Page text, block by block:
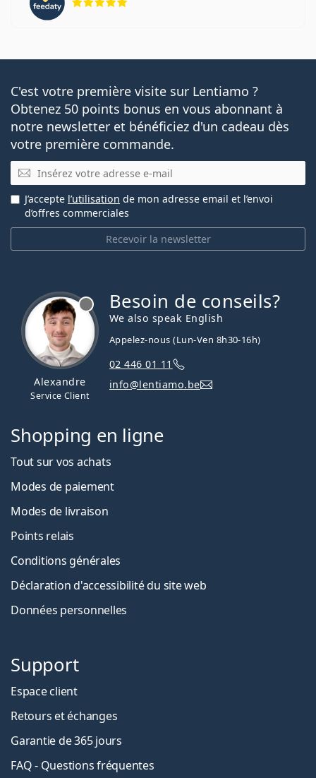
C'est votre première visite sur Lentiamo ?
Obtenez 50 points bonus en vous abonnant à
notre newsletter et bénéficiez d'un cadeau dès
votre première commande.
E-mail
Recevoir la newsletter
J’accepte l’utilisation de mon adresse email et l’envoi
d’offres commerciales
Alexandre
Service Client
Besoin de conseils?
We also speak English
Appelez-nous (Lun-Ven 8h30-16h)
02 446 01 11
info@lentiamo.be
Shopping en ligne
Tout sur vos achats
Modes de paiement
Modes de livraison
Points relais
Conditions générales
Déclaration d'accessibilité du site web
Données personnelles
Support
Espace client
Retours et échanges
Garantie de 365 jours
FAQ - Questions fréquentes